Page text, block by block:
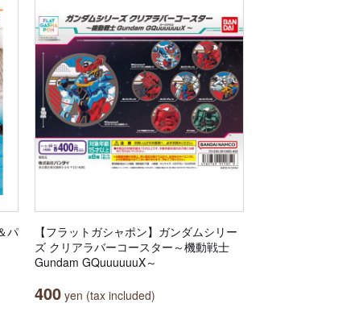
パ
【フラットガシャポン】ガンダムシリー
ズ クリアラバーコースター～機動戦士
Gundam GQuuuuuuX～
400 yen (tax included)